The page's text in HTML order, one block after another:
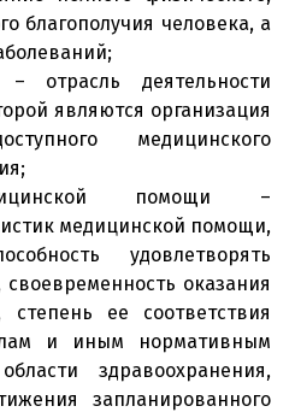
благополучия человека, а
– отрасль деятельности
являются организация
медицинского
помощи –
медицинской помощи,
удовлетворять
оказания
ее соответствия
и иным нормативным
здравоохранения,
запланированного